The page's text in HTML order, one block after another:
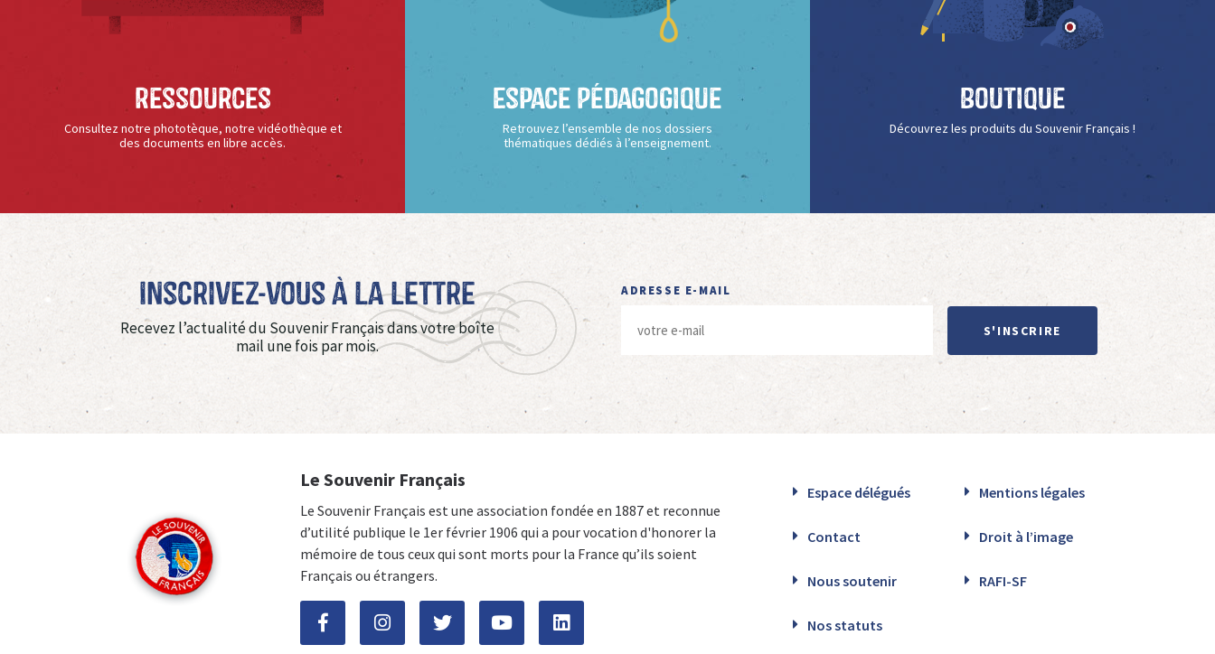
Ressources
Consultez notre phototèque, notre vidéothèque et
des documents en libre accès.
Espace Pédagogique
Retrouvez l’ensemble de nos dossiers
thématiques dédiés à l’enseignement.
Boutique
Découvrez les produits du Souvenir Français !
Inscrivez-vous à La Lettre
Recevez l’actualité du Souvenir Français dans votre boîte
mail une fois par mois.
ADRESSE E-MAIL
S'INSCRIRE
Le Souvenir Français
Le Souvenir Français est une association fondée en 1887 et reconnue
d’utilité publique le 1er février 1906 qui a pour vocation d'honorer la
mémoire de tous ceux qui sont morts pour la France qu’ils soient
Français ou étrangers.
Espace délégués Mentions légales
Contact Droit à l’image
Nous soutenir RAFI-SF
Nos statuts